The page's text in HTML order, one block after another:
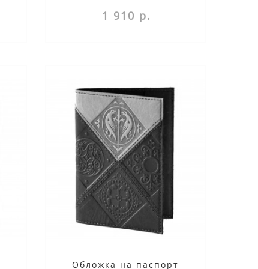
несет в себе н..
1 910 р.
Обложка на паспорт